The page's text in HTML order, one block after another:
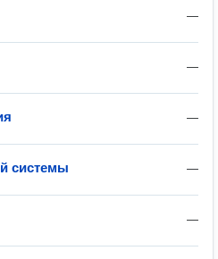
—
—
—
—
системы
—